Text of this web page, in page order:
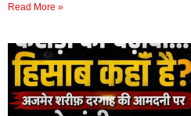
Read More »